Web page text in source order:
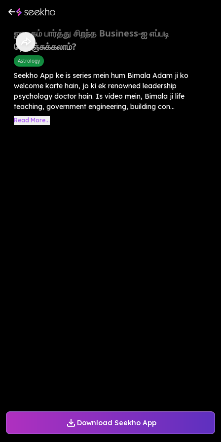
Download Seekho App
ஜாதகம் பார்த்து சிறந்த Business-ஐ எப்படி
தெரிஞ்சுக்கலாம்?
Astrology
Seekho App ke is series mein hum Bimala Adam ji ko
welcome karte hain, jo ki ek renowned leadership
psychology doctor hain. Is video mein, Bimala ji life
teaching, government engineering, building con...
Read More...